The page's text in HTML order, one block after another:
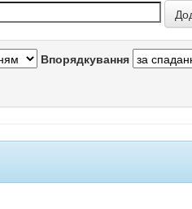
Впорядкування